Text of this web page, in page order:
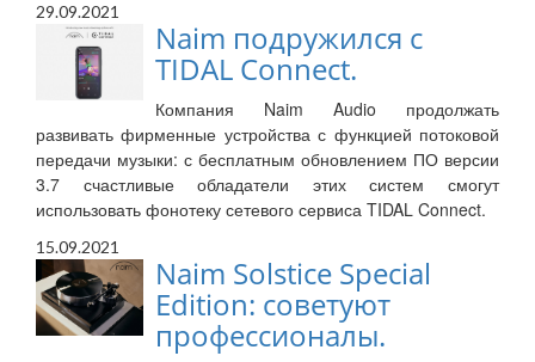
29.09.2021
Naim подружился с
TIDAL Connect.
Компания Naim Audio продолжать
развивать фирменные устройства с функцией потоковой
передачи музыки: с бесплатным обновлением ПО версии
3.7 счастливые обладатели этих систем смогут
использовать фонотеку сетевого сервиса TIDAL Connect.
15.09.2021
Naim Solstice Special
Edition: советуют
профессионалы.